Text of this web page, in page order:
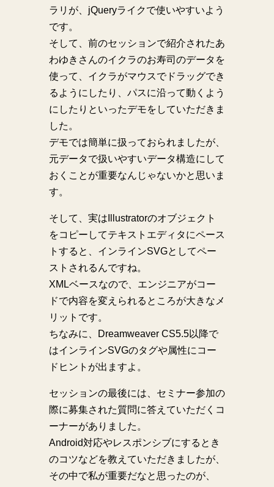
ラリが、jQueryライクで使いやすいよう
です。
そして、前のセッションで紹介されたあ
わゆきさんのイクラのお寿司のデータを
使って、イクラがマウスでドラッグでき
るようにしたり、パスに沿って動くよう
にしたりといったデモをしていただきま
した。
デモでは簡単に扱っておられましたが、
元データで扱いやすいデータ構造にして
おくことが重要なんじゃないかと思いま
す。
そして、実はIllustratorのオブジェクト
をコピーしてテキストエディタにペース
トすると、インラインSVGとしてペー
ストされるんですね。
XMLベースなので、エンジニアがコー
ドで内容を変えられるところが大きなメ
リットです。
ちなみに、Dreamweaver CS5.5以降で
はインラインSVGのタグや属性にコー
ドヒントが出ますよ。
セッションの最後には、セミナー参加の
際に募集された質問に答えていただくコ
ーナーがありました。
Android対応やレスポンシブにするとき
のコツなどを教えていただきましたが、
その中で私が重要だなと思ったのが、